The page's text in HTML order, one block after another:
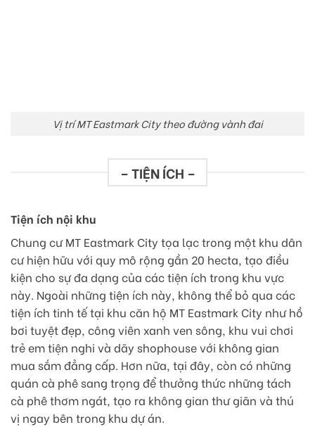
Vị trí MT Eastmark City theo đường vành đai
– TIỆN ÍCH –
Tiện ích nội khu
Chung cư MT Eastmark City tọa lạc trong một khu dân
cư hiện hữu với quy mô rộng gần 20 hecta, tạo điều
kiện cho sự đa dạng của các tiện ích trong khu vực
này. Ngoài những tiện ích này, không thể bỏ qua các
tiện ích tinh tế tại khu căn hộ MT Eastmark City như hồ
bơi tuyệt đẹp, công viên xanh ven sông, khu vui chơi
trẻ em tiện nghi và dãy shophouse với không gian
mua sắm đẳng cấp. Hơn nữa, tại đây, còn có những
quán cà phê sang trọng để thưởng thức những tách
cà phê thơm ngát, tạo ra không gian thư giãn và thú
vị ngay bên trong khu dự án.